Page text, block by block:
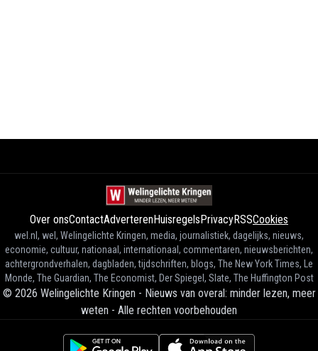
Over onsContactAdverterenHuisregelsPrivacyRSSCookies
wel.nl, wel, Welingelichte Kringen, media, journalistiek, dagelijks, nieuws,
economie, cultuur, nationaal, internationaal, commentaren, nieuwsberichten,
achtergrondverhalen, dagbladen, tijdschriften, blogs, The New York Times, Le
Monde, The Guardian, The Economist, Der Spiegel, Slate, The Huffington Post
© 2026 Welingelichte Kringen - Nieuws van overal: minder lezen, meer
weten - Alle rechten voorbehouden